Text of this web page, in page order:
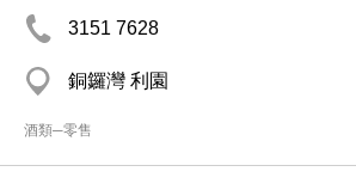
3151 7628
銅鑼灣 利園
酒類─零售